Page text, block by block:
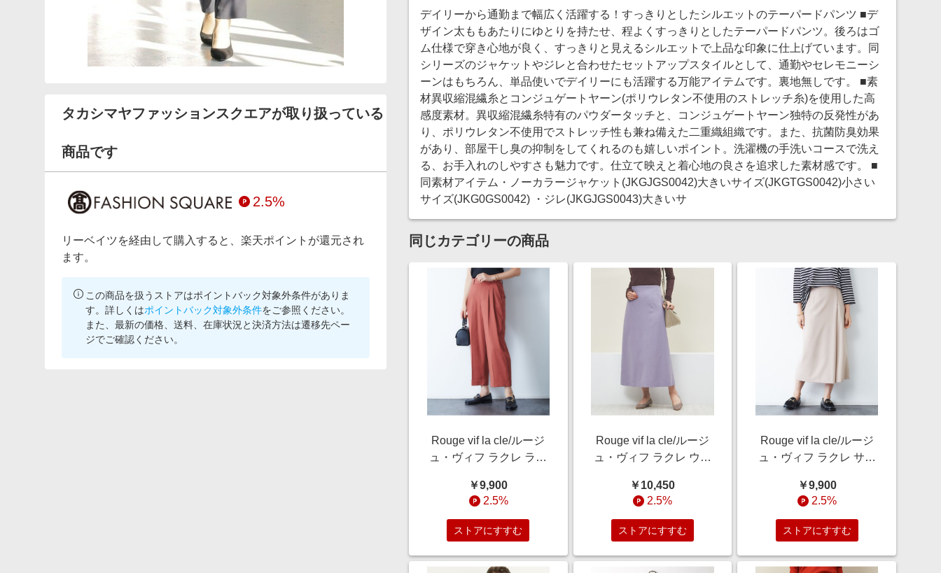
タカシマヤファッションスクエアが取り扱っている
商品です
2.5%
リーベイツを経由して購入すると、楽天ポイントが還元され
ます。
この商品を扱うストアはポイントバック対象外条件がありま
す。詳しくはポイントバック対象外条件をご参照ください。
また、最新の価格、送料、在庫状況と決済方法は遷移先ペー
ジでご確認ください。
デイリーから通勤まで幅広く活躍する！すっきりとしたシルエットのテーパードパンツ ■デ
ザイン太ももあたりにゆとりを持たせ、程よくすっきりとしたテーパードパンツ。後ろはゴ
ム仕様で穿き心地が良く、すっきりと見えるシルエットで上品な印象に仕上げています。同
シリーズのジャケットやジレと合わせたセットアップスタイルとして、通勤やセレモニーシ
ーンはもちろん、単品使いでデイリーにも活躍する万能アイテムです。裏地無しです。 ■素
材異収縮混繊糸とコンジュゲートヤーン(ポリウレタン不使用のストレッチ糸)を使用した高
感度素材。異収縮混繊糸特有のパウダータッチと、コンジュゲートヤーン独特の反発性があ
り、ポリウレタン不使用でストレッチ性も兼ね備えた二重織組織です。また、抗菌防臭効果
があり、部屋干し臭の抑制をしてくれるのも嬉しいポイント。洗濯機の手洗いコースで洗え
る、お手入れのしやすさも魅力です。仕立て映えと着心地の良さを追求した素材感です。 ■
同素材アイテム・ノーカラージャケット(JKGJGS0042)大きいサイズ(JKGTGS0042)小さい
サイズ(JKG0GS0042) ・ジレ(JKGJGS0043)大きいサ
同じカテゴリーの商品
Rouge vif la cle/ルージ
ュ・ヴィフ ラクレ ラチ
ッタ 36
￥9,900
2.5%
ストアにすすむ
Rouge vif la cle/ルージ
ュ・ヴィフ ラクレ ウー
ラベンダー 34
￥10,450
2.5%
ストアにすすむ
Rouge vif la cle/ルージ
ュ・ヴィフ ラクレ サキ
ト ベージュ 34
￥9,900
2.5%
ストアにすすむ